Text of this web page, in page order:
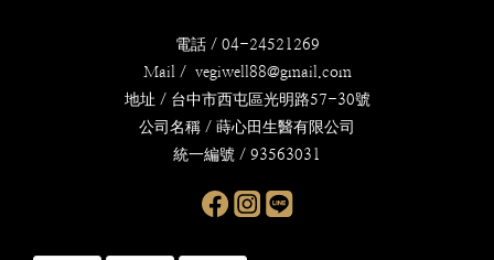
電話 / 04-24521269
Mail / vegiwell88@gmail.com
地址 / 台中市西屯區光明路57-30號
公司名稱 / 蒔心田生醫有限公司
統一編號 / 93563031